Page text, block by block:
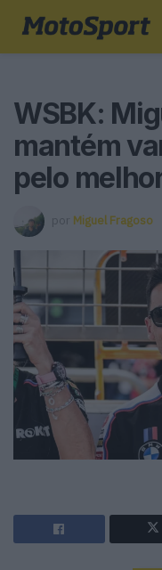
WSBK:
mantém
pelo
por Miguel Fragoso